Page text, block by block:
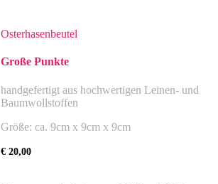
Osterhasenbeutel
Große Punkte
handgefertigt aus hochwertigen Leinen- und
Baumwollstoffen
Größe: ca. 9cm x 9cm x 9cm
€20,00